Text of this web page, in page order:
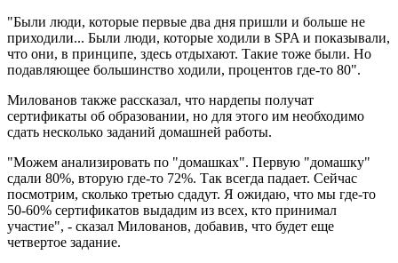
"Были люди, которые первые два дня пришли и больше не
приходили... Были люди, которые ходили в SPA и показывали,
что они, в принципе, здесь отдыхают. Такие тоже были. Но
подавляющее большинство ходили, процентов где-то 80".
Милованов также рассказал, что нардепы получат
сертификаты об образовании, но для этого им необходимо
сдать несколько заданий домашней работы.
"Можем анализировать по "домашках". Первую "домашку"
сдали 80%, вторую где-то 72%. Так всегда падает. Сейчас
посмотрим, сколько третью сдадут. Я ожидаю, что мы где-то
50-60% сертификатов выдадим из всех, кто принимал
участие", - сказал Милованов, добавив, что будет еще
четвертое задание.